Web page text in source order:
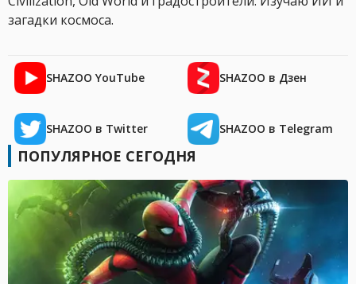
загадки космоса.
SHAZOO YouTube SHAZOO в Дзен
SHAZOO в Twitter SHAZOO в Telegram
ПОПУЛЯРНОЕ СЕГОДНЯ